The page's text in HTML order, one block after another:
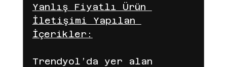
Yanlış Fiyatlı Ürün
İletişimi Yapılan
İçerikler:
Trendyol’da yer alan